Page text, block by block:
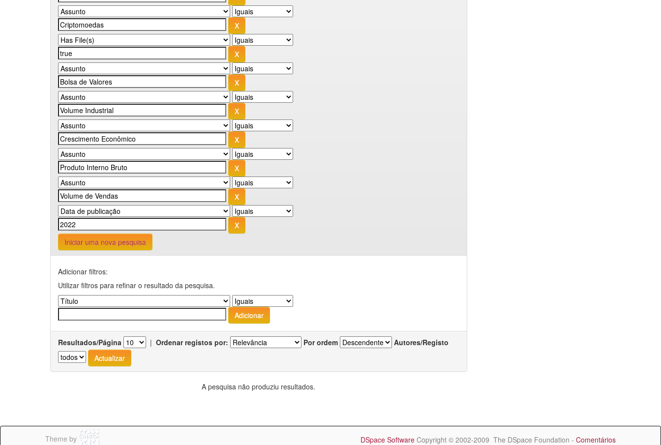
Iniciar uma nova pesquisa
Adicionar filtros:
Utilizar filtros para refinar o resultado da pesquisa.
Resultados/Página | Ordenar registos por: Por ordem Autores/Registo
A pesquisa não produziu resultados.
Theme by DSpace Software Copyright © 2002-2009 The DSpace Foundation - Comentários